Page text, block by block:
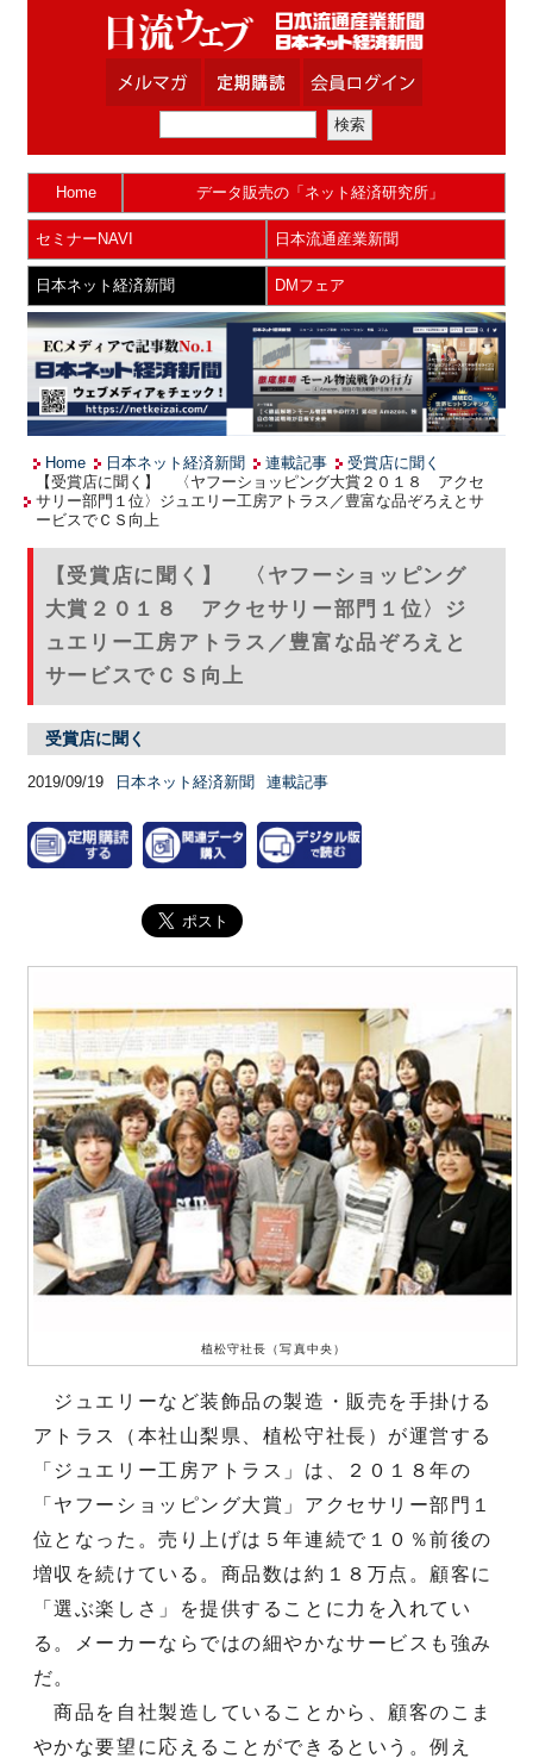
Home データ販売の「ネット経済研究所」
セミナーNAVI 日本流通産業新聞
日本ネット経済新聞 DMフェア
Home 日本ネット経済新聞 連載記事
受賞店に聞く
【受賞店に聞く】 〈ヤフーショッピング大賞２０１８ アクセ
サリー部門１位〉ジュエリー工房アトラス／豊富な品ぞろえとサ
ービスでＣＳ向上
【受賞店に聞く】 〈ヤフーショッピング
大賞２０１８ アクセサリー部門１位〉ジ
ュエリー工房アトラス／豊富な品ぞろえと
サービスでＣＳ向上
受賞店に聞く
2019/09/19 日本ネット経済新聞 連載記事
植松守社長（写真中央）
ジュエリーなど装飾品の製造・販売を手掛ける
アトラス（本社山梨県、植松守社長）が運営する
「ジュエリー工房アトラス」は、２０１８年の
「ヤフーショッピング大賞」アクセサリー部門１
位となった。売り上げは５年連続で１０％前後の
増収を続けている。商品数は約１８万点。顧客に
「選ぶ楽しさ」を提供することに力を入れてい
る。メーカーならではの細やかなサービスも強み
だ。
商品を自社製造していることから、顧客のこま
やかな要望に応えることができるという。例え